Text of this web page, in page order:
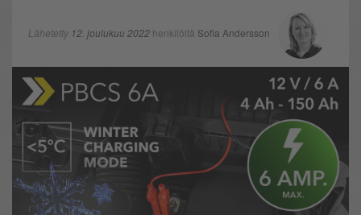
Lähetetty 12. joulukuu 2022 henkilöltä Sofia Andersson